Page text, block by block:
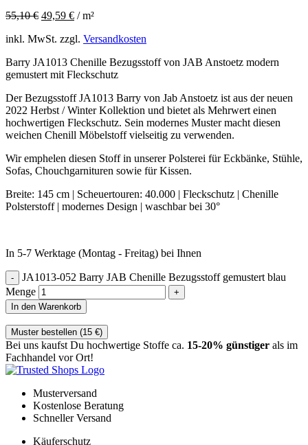
55,10€ 49,59 € /m²
inkl. MwSt. zzgl. Versandkosten
Barry JA1013 Chenille Bezugsstoff von JAB Anstoetz modern
gemustert mit Fleckschutz
Der Bezugsstoff JA1013 Barry von Jab Anstoetz ist aus der neuen
2022 Herbst / Winter Kollektion und bietet als Mehrwert einen
hochwertigen Fleckschutz. Sein modernes Muster macht diesen
weichen Chenill Möbelstoff vielseitig zu verwenden.
Wir emphelen diesen Stoff in unserer Polsterei für Eckbänke, Stühle,
Sofas, Chouchgarnituren sowie für Kissen.
Breite: 145 cm | Scheuertouren: 40.000 | Fleckschutz | Chenille
Polsterstoff | modernes Design | waschbar bei 30°
In 5-7 Werktage (Montag - Freitag) bei Ihnen
JA1013-052 Barry JAB Chenille Bezugsstoff gemustert blau
Menge
In den Warenkorb
Muster bestellen (15 €)
Bei uns kaufst Du hochwertige Stoffe ca. 15-20% günstiger als im
Fachhandel vor Ort!
Musterversand
Kostenlose Beratung
Schneller Versand
Käuferschutz